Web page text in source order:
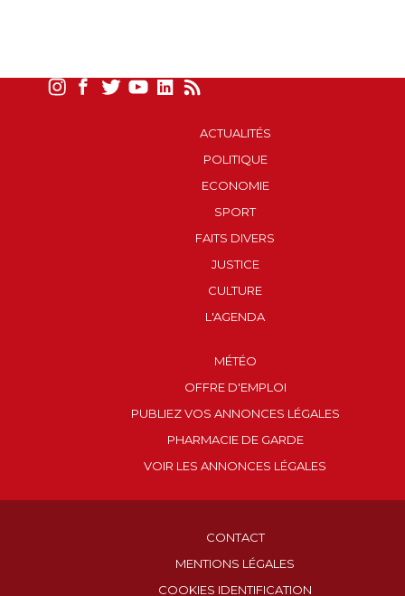
ACTUALITÉS
POLITIQUE
ECONOMIE
SPORT
FAITS DIVERS
JUSTICE
CULTURE
L'AGENDA
MÉTÉO
OFFRE D'EMPLOI
PUBLIEZ VOS ANNONCES LÉGALES
PHARMACIE DE GARDE
VOIR LES ANNONCES LÉGALES
CONTACT
MENTIONS LÉGALES
COOKIES IDENTIFICATION